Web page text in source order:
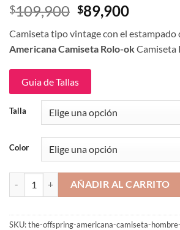
$109,900 El
precio
original
era:
$109,900.
$89,900El
actual
es:
Camiseta tipo vintage con el estampado
Americana Camiseta Rolo-okCamiseta
Guia de Tallas
Talla
Color
The Offspring Americana Camiseta Rolo-ok
AÑADIR AL CARRITO
SKU:the-offspring-americana-camiseta-